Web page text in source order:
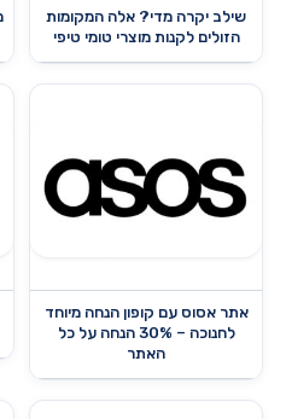
שילב יקרה מדי? אלה המקומות
הזולים לקנות מוצרי טומי טיפי
אתר אסוס עם קופון הנחה מיוחד
לחנוכה – 30% הנחה על כל
האתר